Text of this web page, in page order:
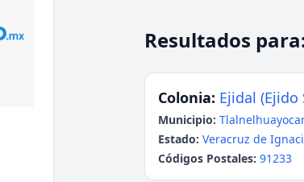
Resultados
Colonia: Ejidal (Ejido
Municipio:
Estado: Veracruz de
Códigos Postales: 91233